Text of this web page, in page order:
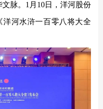
脉。 1月10日，洋河股份
河水浒一百零八将大全